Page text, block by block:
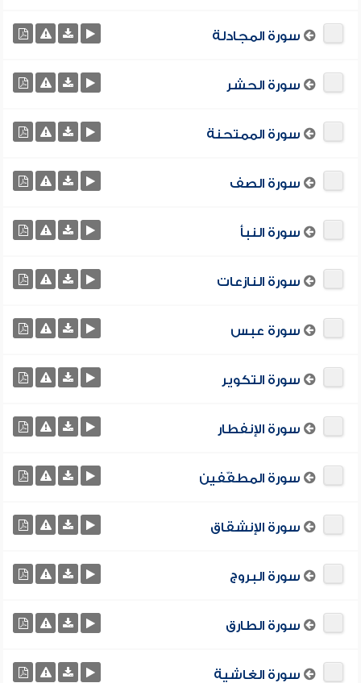
سورة المجادلة
سورة الحشر
سورة الممتحنة
سورة الصف
سورة النبأ
سورة النازعات
سورة عبس
سورة التكوير
سورة الإنفطار
سورة المطفّفين
سورة الإنشقاق
سورة البروج
سورة الطارق
سورة الغاشية